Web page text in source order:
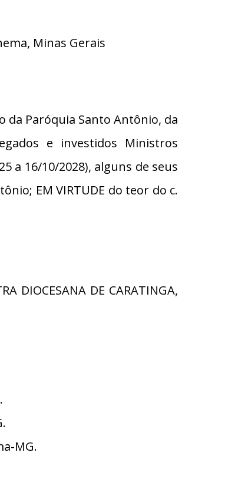
Minas Gerais
da Paróquia Santo Antônio, da
e investidos Ministros
a 16/10/2028), alguns de seus
EM VIRTUDE do teor do c.
DE CARATINGA,
MG.